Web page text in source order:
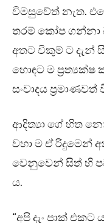
විමසුවේත් නැත.
තරම් කෝප ගන්නා
අතට විකුම් ට දැන්
හොඳට ම
සංවාදය ප්‍රමාණවත්
ආදිත්‍යා ගේ හිත
වහා ම ඒ රිදුමෙන්
වෙනුවෙන් සිත් හි
ය.
“අපි දැං පාක් එකට